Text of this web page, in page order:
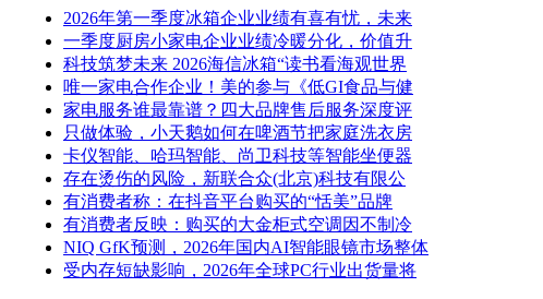
2026年第一季度冰箱企业业绩有喜有忧，未来
一季度厨房小家电企业业绩冷暖分化，价值升
科技筑梦未来 2026海信冰箱“读书看海观世界
唯一家电合作企业！美的参与《低GI食品与健
家电服务谁最靠谱？四大品牌售后服务深度评
只做体验，小天鹅如何在啤酒节把家庭洗衣房
卡仪智能、哈玛智能、尚卫科技等智能坐便器
存在烫伤的风险，新联合众(北京)科技有限公
有消费者称：在抖音平台购买的“恬美”品牌
有消费者反映：购买的大金柜式空调因不制冷
NIQ GfK预测，2026年国内AI智能眼镜市场整体
受内存短缺影响，2026年全球PC行业出货量将